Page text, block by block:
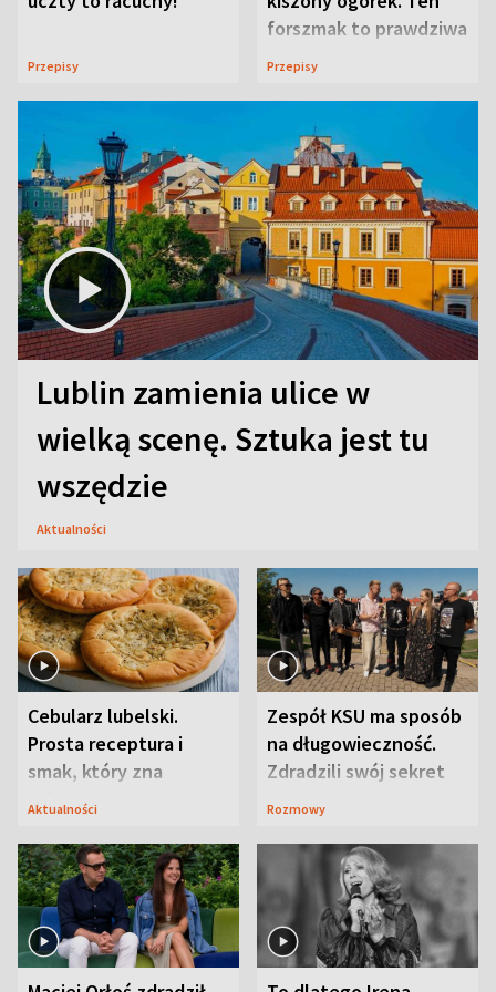
Przepisy
forszmak to prawdziwa
uczta
Przepisy
Lublin zamienia ulice w
wielką scenę. Sztuka jest tu
wszędzie
Aktualności
Cebularz lubelski.
Prosta receptura i
smak, który zna
Lubelszczyzna
Aktualności
Zespół KSU ma sposób
na długowieczność.
Zdradzili swój sekret
Rozmowy